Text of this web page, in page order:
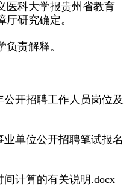
科大学报贵州省教育
研究确定。
责解释。
公开招聘工作人员岗位及
业单位公开招聘笔试报名
计算的有关说明.docx